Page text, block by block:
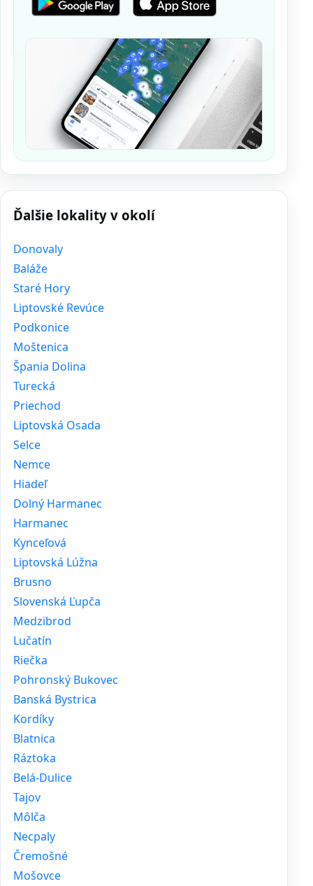
Ďalšie lokality v okolí
Donovaly
Baláže
Staré Hory
Liptovské Revúce
Podkonice
Moštenica
Špania Dolina
Turecká
Priechod
Liptovská Osada
Selce
Nemce
Hiadeľ
Dolný Harmanec
Harmanec
Kynceľová
Liptovská Lúžna
Brusno
Slovenská Ľupča
Medzibrod
Lučatín
Riečka
Pohronský Bukovec
Banská Bystrica
Kordíky
Blatnica
Ráztoka
Belá-Dulice
Tajov
Môlča
Necpaly
Čremošné
Mošovce